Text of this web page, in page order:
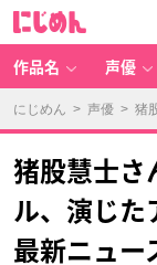
作品名 声優
にじめん > 声優 > 猪
猪股慧士さ
ル、演じた
最新ニュー